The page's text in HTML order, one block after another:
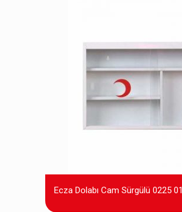
Ecza Dolabı Cam Sürgülü 0225 01